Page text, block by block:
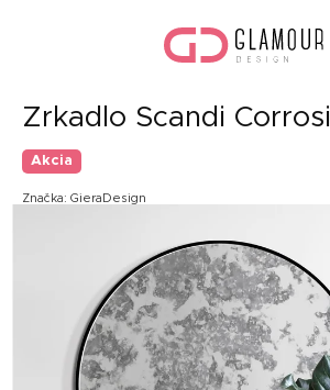
Zrkadlo Scandi Corrosi
Akcia
Značka: GieraDesign